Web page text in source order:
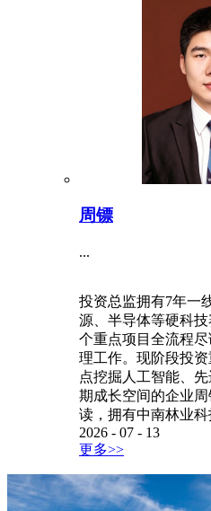
周镖
...
投资总监拥有7年一
源、半导体等硬科
个重点项目全流程
理工作。现阶段投
点挖掘人工智能、
期成长空间的企业
读，拥有中南林业
2026 - 07 - 13
更多>>